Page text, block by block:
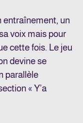
entraînement, un
voix mais pour
cette fois. Le jeu
devine se
parallèle
« Y’a